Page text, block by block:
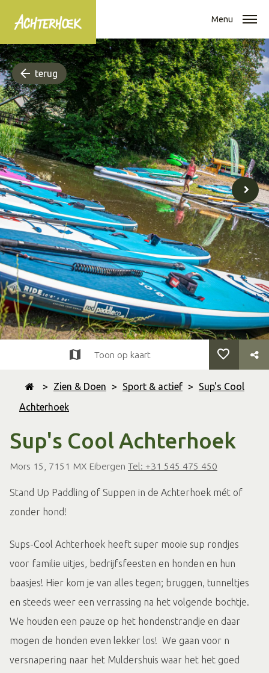
Menu
terug
> Zien & Doen > Sport & actief >
Sup's Cool
Achterhoek
Sup's Cool Achterhoek
Mors 15, 7151 MX Eibergen Tel: +31 545 475 450
Toon op kaart
Stand Up Paddling of Suppen in de Achterhoek mét of
zonder hond!
Sups-Cool Achterhoek heeft super mooie sup rondjes
voor familie uitjes, bedrijfsfeesten en honden en hun
baasjes! Hier kom je van alles tegen; bruggen, tunneltjes
en steeds weer een verrassing na het volgende bochtje.
We houden een pauze op het hondenstrandje en daar
mogen de honden even lekker los! We gaan voor n
versnapering naar het Muldershuis waar het het goed